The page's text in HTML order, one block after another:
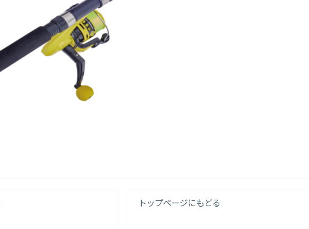
トップページにもどる